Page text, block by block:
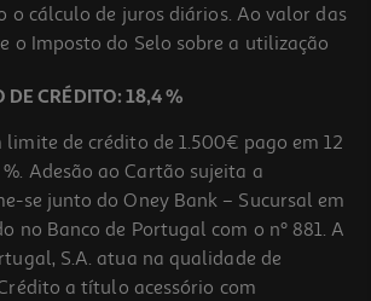
o cálculo de juros diários. Ao valor das
o Imposto do Selo sobre a utilização
DE CRÉDITO: 18,4 %
de crédito de 1.500€ pago em 12
%. Adesão ao Cartão sujeita a
se junto do Oney Bank – Sucursal em
no Banco de Portugal com o nº 881. A
S.A. atua na qualidade de
a título acessório com